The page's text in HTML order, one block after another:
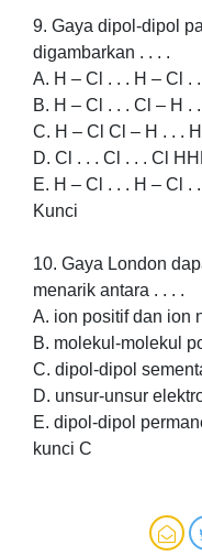
9. Gaya dipol-dipol
digambarkan . . . .
A. H – Cl . . . H – Cl .
B. H – Cl . . . Cl – H .
C. H – Cl Cl – H . . . H
D. Cl . . . Cl . . . Cl
E. H – Cl . . . H – Cl .
Kunci
10. Gaya London
menarik antara . . . .
A. ion positif dan ion
B. molekul-molekul
C. dipol-dipol
D. unsur-unsur
E. dipol-dipol
kunci C